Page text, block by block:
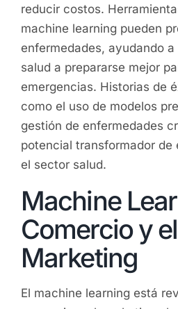
reducir costos.
machine learning pueden
enfermedades, ayudando
salud a prepararse mejor
emergencias. Historias de
como el uso de modelos
gestión de enfermedades
potencial transformador de
el sector salud.
Machine
Comercio y el
Marketing
El machine learning está